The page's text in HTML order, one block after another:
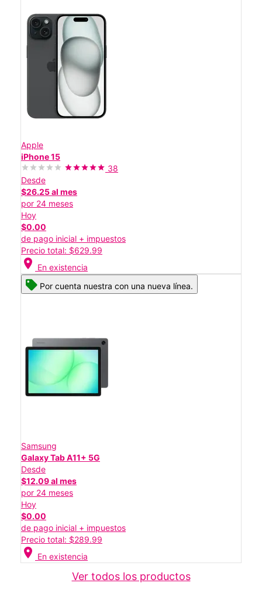
Apple
iPhone 15
38
Desde
$26.25 al mes
por 24 meses
Hoy
$0.00
de pago inicial + impuestos
Precio total: $629.99
location_on En existencia
Por cuenta nuestra con una nueva línea.
Samsung
Galaxy Tab A11+ 5G
Desde
$12.09 al mes
por 24 meses
Hoy
$0.00
de pago inicial + impuestos
Precio total: $289.99
location_on En existencia
Ver todos los productos